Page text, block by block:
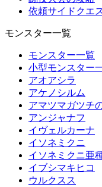
依頼サイドクエ
モンスター一覧
モンスター一覧
小型モンスター
アオアシラ
アケノシルム
アマツマガツチ
アンジャナフ
イヴェルカーナ
イソネミクニ
イソネミクニ亜
イブシマキヒコ
ウルクスス